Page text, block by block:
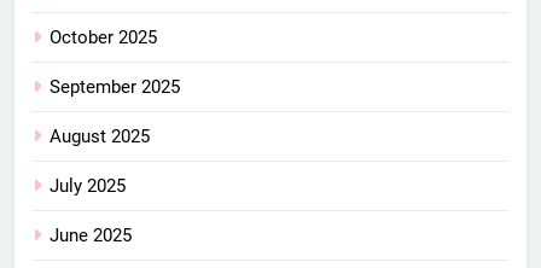
October 2025
September 2025
August 2025
July 2025
June 2025